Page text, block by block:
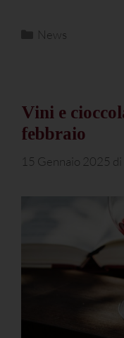
News
Vini e
febbraio
15 Gennaio 2025 di